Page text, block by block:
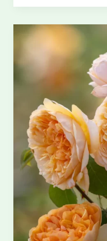
Ghid
flori
butași
pentru
grădină